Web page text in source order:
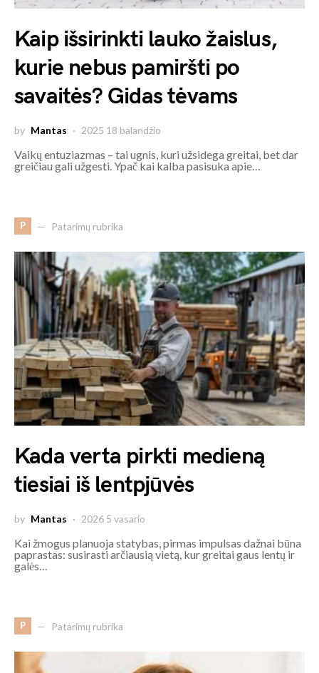
Kaip išsirinkti lauko žaislus,
kurie nebus pamiršti po
savaitės? Gidas tėvams
by Mantas 2025 18 balandžio
Vaikų entuziazmas – tai ugnis, kuri užsidega greitai, bet dar
greičiau gali užgesti. Ypač kai kalba pasisuka apie…
P Patarimų rubrika
Kada verta pirkti medieną
tiesiai iš lentpjūvės
by Mantas 2026 5 vasario
Kai žmogus planuoja statybas, pirmas impulsas dažnai būna
paprastas: susirasti arčiausią vietą, kur greitai gaus lentų ir
galės…
P Patarimų rubrika